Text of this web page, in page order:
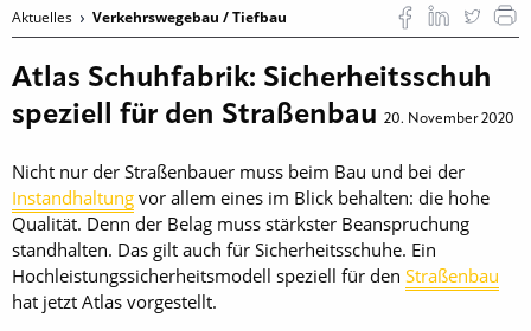
Aktuelles Verkehrswegebau / Tiefbau
Atlas Schuhfabrik: Sicherheitsschuh
speziell für den Straßenbau 20. November 2020
Nicht nur der Straßenbauer muss beim Bau und bei der
Instandhaltung vor allem eines im Blick behalten: die hohe
Qualität. Denn der Belag muss stärkster Beanspruchung
standhalten. Das gilt auch für Sicherheitsschuhe. Ein
Hochleistungssicherheitsmodell speziell für den Straßenbau
hat jetzt Atlas vorgestellt.